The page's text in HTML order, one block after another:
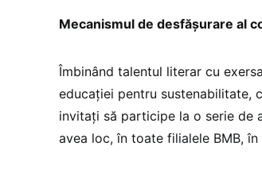
Mecanismul de desfășurare al
Îmbinând talentul literar cu
educației pentru sustenabilitate,
invitați să participe la o serie de
avea loc, în toate filialele BMB,